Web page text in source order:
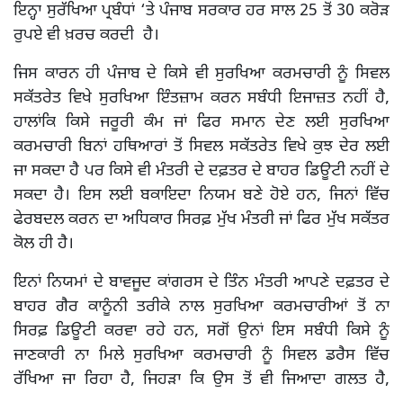
ਇਨ੍ਹਾ ਸੁਰੱਖਿਆ ਪ੍ਰਬੰਧਾਂ ‘ਤੇ ਪੰਜਾਬ ਸਰਕਾਰ ਹਰ ਸਾਲ 25 ਤੋਂ 30 ਕਰੋੜ
ਰੁਪਏ ਵੀ ਖ਼ਰਚ ਕਰਦੀ ਹੈ।
ਜਿਸ ਕਾਰਨ ਹੀ ਪੰਜਾਬ ਦੇ ਕਿਸੇ ਵੀ ਸੁਰਖਿਆ ਕਰਮਚਾਰੀ ਨੂੰ ਸਿਵਲ
ਸਕੱਤਰੇਤ ਵਿਖੇ ਸੁਰਖਿਆ ਇੰਤਜ਼ਾਮ ਕਰਨ ਸਬੰਧੀ ਇਜਾਜ਼ਤ ਨਹੀਂ ਹੈ,
ਹਾਲਾਂਕਿ ਕਿਸੇ ਜਰੂਰੀ ਕੰਮ ਜਾਂ ਫਿਰ ਸਮਾਨ ਦੇਣ ਲਈ ਸੁਰਖਿਆ
ਕਰਮਚਾਰੀ ਬਿਨਾਂ ਹਥਿਆਰਾਂ ਤੋਂ ਸਿਵਲ ਸਕੱਤਰੇਤ ਵਿਖੇ ਕੁਝ ਦੇਰ ਲਈ
ਜਾ ਸਕਦਾ ਹੈ ਪਰ ਕਿਸੇ ਵੀ ਮੰਤਰੀ ਦੇ ਦਫ਼ਤਰ ਦੇ ਬਾਹਰ ਡਿਊਟੀ ਨਹੀਂ ਦੇ
ਸਕਦਾ ਹੈ। ਇਸ ਲਈ ਬਕਾਇਦਾ ਨਿਯਮ ਬਣੇ ਹੋਏ ਹਨ, ਜਿਨਾਂ ਵਿੱਚ
ਫੇਰਬਦਲ ਕਰਨ ਦਾ ਅਧਿਕਾਰ ਸਿਰਫ਼ ਮੁੱਖ ਮੰਤਰੀ ਜਾਂ ਫਿਰ ਮੁੱਖ ਸਕੱਤਰ
ਕੋਲ ਹੀ ਹੈ।
ਇਨਾਂ ਨਿਯਮਾਂ ਦੇ ਬਾਵਜੂਦ ਕਾਂਗਰਸ ਦੇ ਤਿੰਨ ਮੰਤਰੀ ਆਪਣੇ ਦਫ਼ਤਰ ਦੇ
ਬਾਹਰ ਗੈਰ ਕਾਨੂੰਨੀ ਤਰੀਕੇ ਨਾਲ ਸੁਰਖਿਆ ਕਰਮਚਾਰੀਆਂ ਤੋਂ ਨਾ
ਸਿਰਫ਼ ਡਿਊਟੀ ਕਰਵਾ ਰਹੇ ਹਨ, ਸਗੋਂ ਉਨਾਂ ਇਸ ਸਬੰਧੀ ਕਿਸੇ ਨੂੰ
ਜਾਣਕਾਰੀ ਨਾ ਮਿਲੇ ਸੁਰਖਿਆ ਕਰਮਚਾਰੀ ਨੂੰ ਸਿਵਲ ਡਰੈਸ ਵਿੱਚ
ਰੱਖਿਆ ਜਾ ਰਿਹਾ ਹੈ, ਜਿਹੜਾ ਕਿ ਉਸ ਤੋਂ ਵੀ ਜਿਆਦਾ ਗਲਤ ਹੈ,